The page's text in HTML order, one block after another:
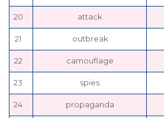
20 attack
21 outbreak
22 camouflage
23 spies
24 propaganda